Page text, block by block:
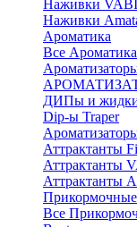
Наживки
Наживки
Ароматика
Все Ароматика
ДИПы и
Dip-ы Traper
Аттрактанты
Аттрактанты
Аттрактанты
Прикормочные
Все